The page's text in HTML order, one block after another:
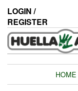
the
content
LOGIN /
REGISTER
HOME